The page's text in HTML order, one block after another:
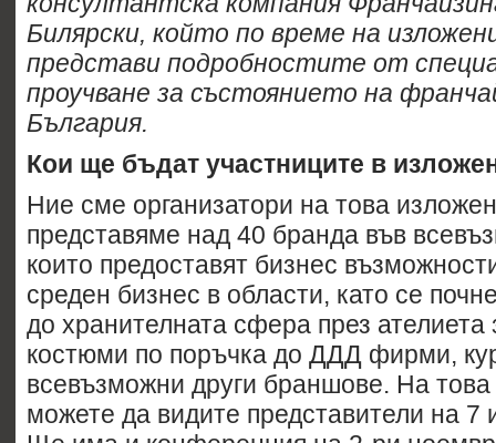
Билярски, който по време на
представи подробностите от
проучване за състоянието на
България.
Кои ще бъдат участниците в
Ние сме организатори на това
представяме над 40 бранда във
които предоставят бизнес
среден бизнес в области, като се
до хранителната сфера през
костюми по поръчка до ДДД фирми,
всевъзможни други браншове. На
можете да видите представители на 7